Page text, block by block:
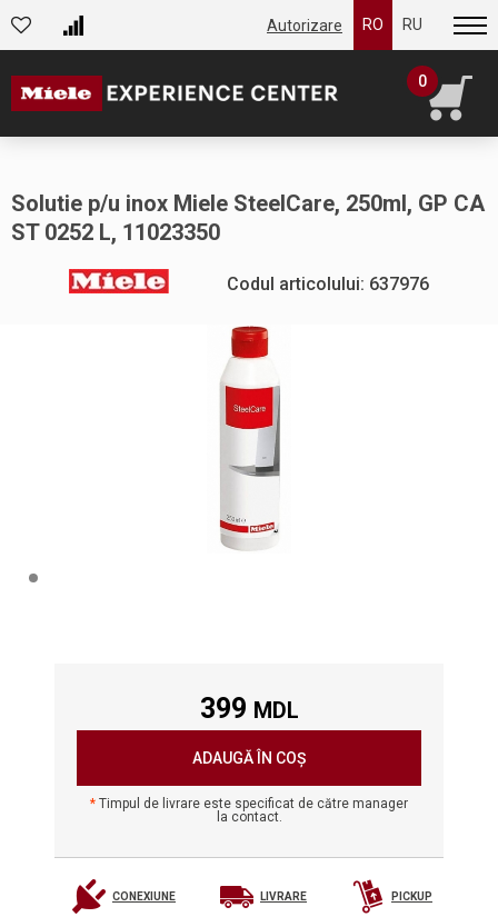
Autorizare RO RU
0
Solutie p/u inox Miele SteelCare, 250ml, GP CA
ST 0252 L, 11023350
Codul articolului: 637976
399 MDL
ADAUGĂ ÎN COȘ
Timpul de livrare este specificat de către manager
la contact.
CONEXIUNE LIVRARE PICKUP